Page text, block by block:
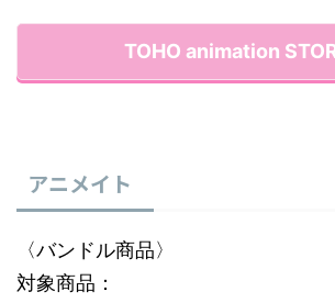
TOHO animation
アニメイト
〈バンドル商品〉
対象商品：